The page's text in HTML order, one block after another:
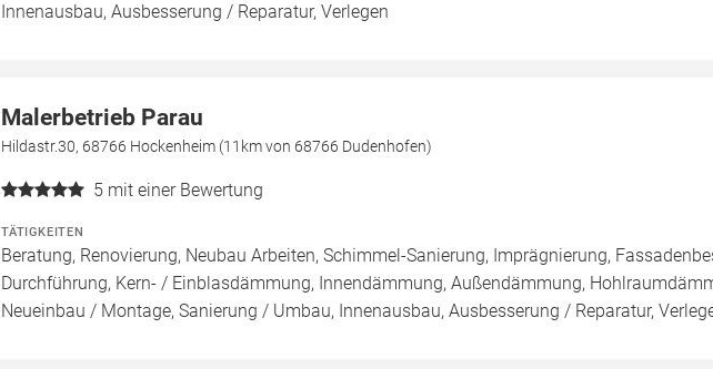
Innenausbau, Ausbesserung / Reparatur, Verlegen
Malerbetrieb Parau
Hildastr.30, 68766 Hockenheim (11km von 68766 Dudenhofen)
5 mit einer Bewertung
TÄTIGKEITEN
Beratung, Renovierung, Neubau Arbeiten, Schimmel-Sanierung, Imprägnierung,
Durchführung, Kern- / Einblasdämmung, Innendämmung, Außendämmung,
Neueinbau / Montage, Sanierung / Umbau, Innenausbau, Ausbesserung / Reparatur,